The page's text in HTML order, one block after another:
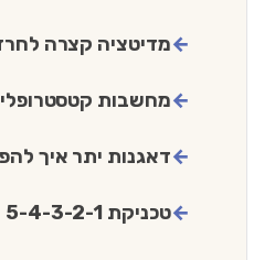
מדיטציה קצרה
מחשבות
דאגנות יתר איך
טכניקת 5-4-3-2-1